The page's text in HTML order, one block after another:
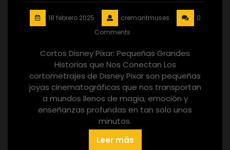
18 febrero 2025 cremantmuses
0
Comments
Cortos Disney Pixar: Pequeñas Grandes
Historias que Nos Conectan Los
cortometrajes de Disney Pixar son pequeñas
joyas cinematográficas que nos transportan
a mundos llenos de magia, emoción y
enseñanzas profundas en tan solo unos
minutos.
Leer más